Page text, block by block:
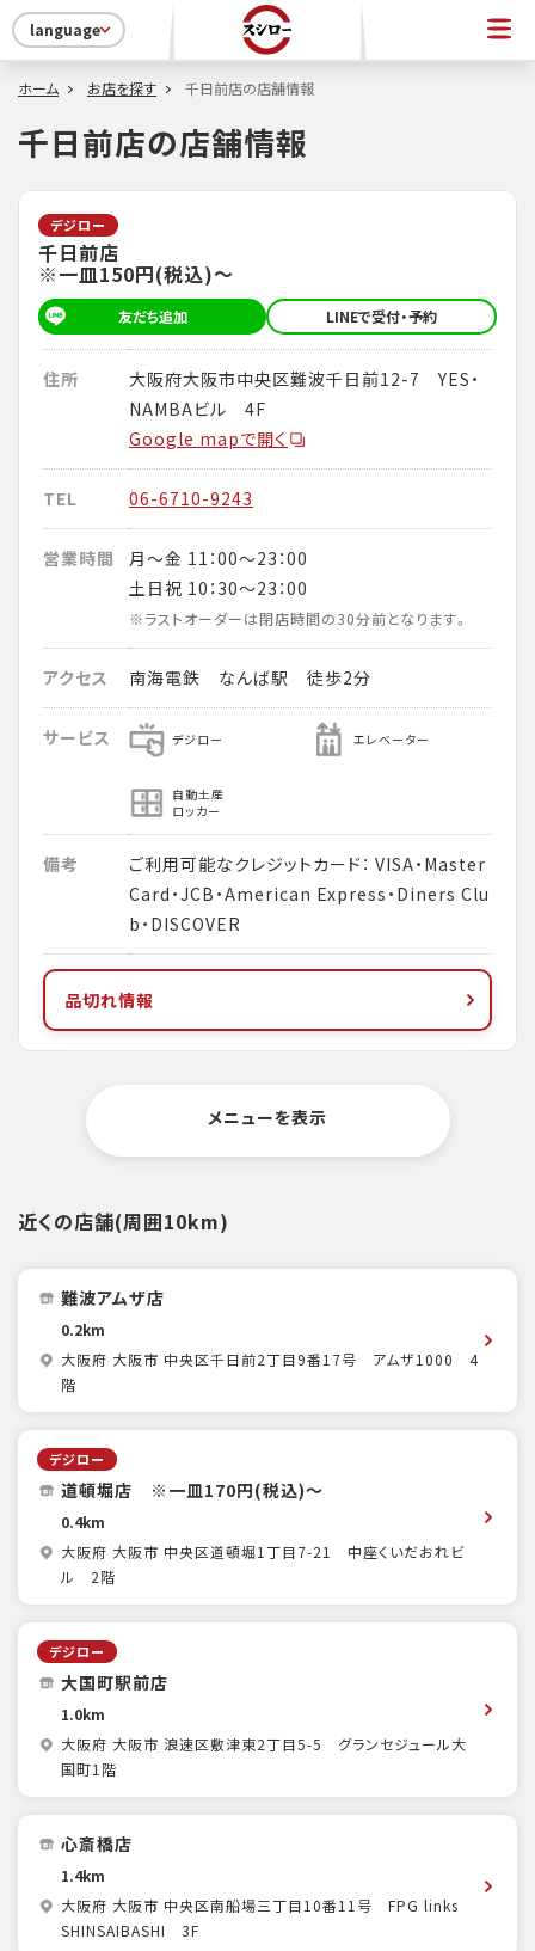
language
ホーム お店を探す 千日前店の店舗情報
千日前店の店舗情報
デジロー
千日前店
※一皿150円(税込)～
友だち追加 LINEで受付・予約
住所
大阪府大阪市中央区難波千日前12-7 YES・
NAMBAビル 4F
Google mapで開く
TEL 06-6710-9243
営業時間
月～金 11：00～23：00
土日祝 10：30～23：00
※ラストオーダーは閉店時間の30分前となります。
アクセス 南海電鉄 なんば駅 徒歩2分
サービス デジロー エレベーター
自動土産
ロッカー
備考
ご利用可能なクレジットカード： VISA・Master
Card・JCB・American Express・Diners Clu
b・DISCOVER
品切れ情報
メニューを表示
近くの店舗(周囲10km)
難波アムザ店
0.2km
大阪府 大阪市 中央区千日前2丁目9番17号 アムザ1000 4
階
デジロー
道頓堀店 ※一皿170円(税込)～
0.4km
大阪府 大阪市 中央区道頓堀1丁目7-21 中座くいだおれビ
ル 2階
デジロー
大国町駅前店
1.0km
大阪府 大阪市 浪速区敷津東2丁目5-5 グランセジュール大
国町1階
心斎橋店
1.4km
大阪府 大阪市 中央区南船場三丁目10番11号 FPG links
SHINSAIBASHI 3F